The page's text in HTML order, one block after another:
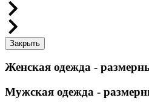
Закрыть
Женская одежда -
Мужская одежда -